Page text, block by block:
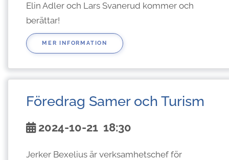
Elin Adler och Lars Svanerud kommer och
berättar!
MER INFORMATION
Föredrag Samer och Turism
2024-10-21 18:30
Jerker Bexelius är verksamhetschef för